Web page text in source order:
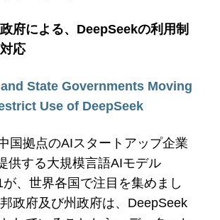
府による、DeepSeekの利用制
応
State Governments Moving
Use of DeepSeek
国拠点のAIスタートアップ企業
供する大規模言語AIモデル
、世界各国で注目を集めまし
政府及び州政府は、DeepSeek